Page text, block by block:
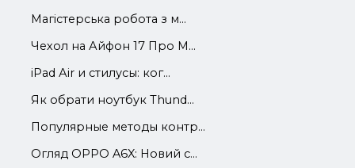
Магістерська робота з м...
Чехол на Айфон 17 Про М...
iРad Аir и стилусы: ког...
Як обрати ноутбук Thund...
Популярные методы контр...
Огляд OPPO A6X: Новий с...